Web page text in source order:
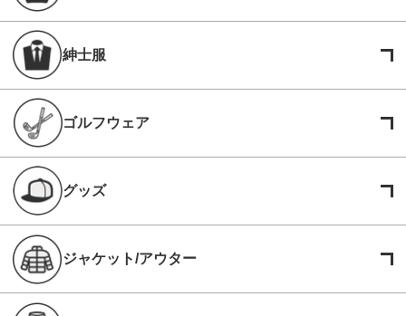
紳士服
ゴルフウェア
グッズ
ジャケット/アウター